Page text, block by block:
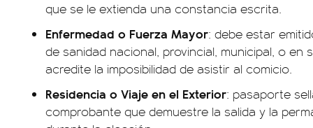
que se le extienda una constancia escrita.
Enfermedad o Fuerza Mayor: debe estar
de sanidad nacional, provincial, municipal, o en
acredite la imposibilidad de asistir al comicio.
Residencia o Viaje en el Exterior: pasaporte
comprobante que demuestre la salida y la